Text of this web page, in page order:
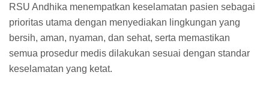
RSU Andhika menempatkan keselamatan pasien sebagai
prioritas utama dengan menyediakan lingkungan yang
bersih, aman, nyaman, dan sehat, serta memastikan
semua prosedur medis dilakukan sesuai dengan standar
keselamatan yang ketat.